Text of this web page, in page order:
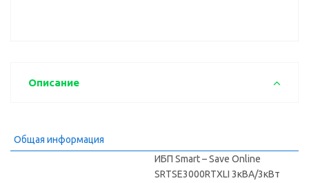
Описание
Общая информация
ИБП Smart – Save Online
SRTSE3000RTXLI 3кВА/3кВт